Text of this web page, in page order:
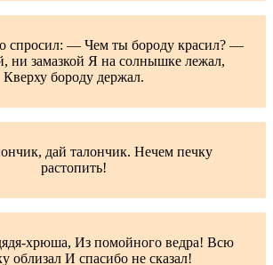
спросил: — Чем ты бороду красил? —
ни замазкой Я на солнышке лежал,
Кверху бороду держал.
дай талончик. Нечем печку
растопить!
хрюша, Из помойного ведра! Всю
облизал И спасибо не сказал!